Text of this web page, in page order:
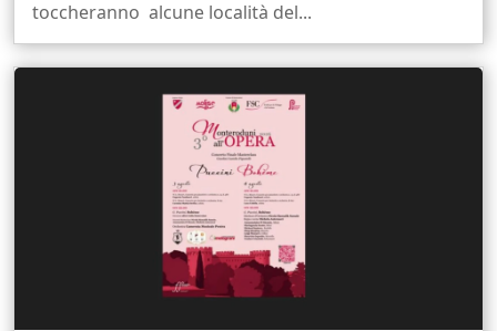
toccheranno alcune località del...